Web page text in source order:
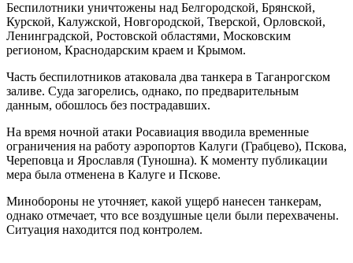
Беспилотники уничтожены над Белгородской, Брянской,
Курской, Калужской, Новгородской, Тверской, Орловской,
Ленинградской, Ростовской областями, Московским
регионом, Краснодарским краем и Крымом.
Часть беспилотников атаковала два танкера в Таганрогском
заливе. Суда загорелись, однако, по предварительным
данным, обошлось без пострадавших.
На время ночной атаки Росавиация вводила временные
ограничения на работу аэропортов Калуги (Грабцево), Пскова,
Череповца и Ярославля (Туношна). К моменту публикации
мера была отменена в Калуге и Пскове.
Минобороны не уточняет, какой ущерб нанесен танкерам,
однако отмечает, что все воздушные цели были перехвачены.
Ситуация находится под контролем.